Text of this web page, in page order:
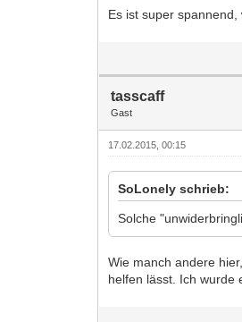
Es ist super spannend,
tasscaff
Gast
17.02.2015, 00:15
SoLonely schrieb:
Solche
Wie manch andere
helfen lässt. Ich wurde